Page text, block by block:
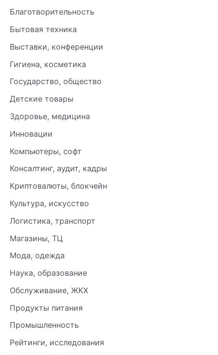
Благотворительность
Бытовая техника
Выставки, конференции
Гигиена, косметика
Государство, общество
Детские товары
Здоровье, медицина
Инновации
Компьютеры, софт
Консалтинг, аудит, кадры
Криптовалюты, блокчейн
Культура, искусство
Логистика, транспорт
Магазины, ТЦ
Мода, одежда
Наука, образование
Обслуживание, ЖКХ
Продукты питания
Промышленность
Рейтинги, исследования